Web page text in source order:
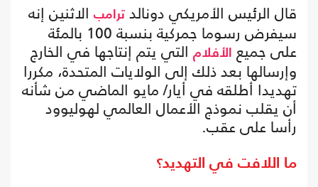
قال الرئيس الأمريكي دونالد ترامب الاثنين إنه
سيفرض رسوما جمركية بنسبة 100 بالمئة
على جميع الأفلام التي يتم إنتاجها في الخارج
وإرسالها بعد ذلك إلى الولايات المتحدة، مكررا
تهديدا أطلقه في أيار/ مايو الماضي من شأنه
أن يقلب نموذج الأعمال العالمي لهوليوود
رأسا على عقب.
ما اللافت في التهديد؟